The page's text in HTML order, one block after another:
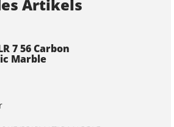
Artikels
7 56 Carbon
Marble